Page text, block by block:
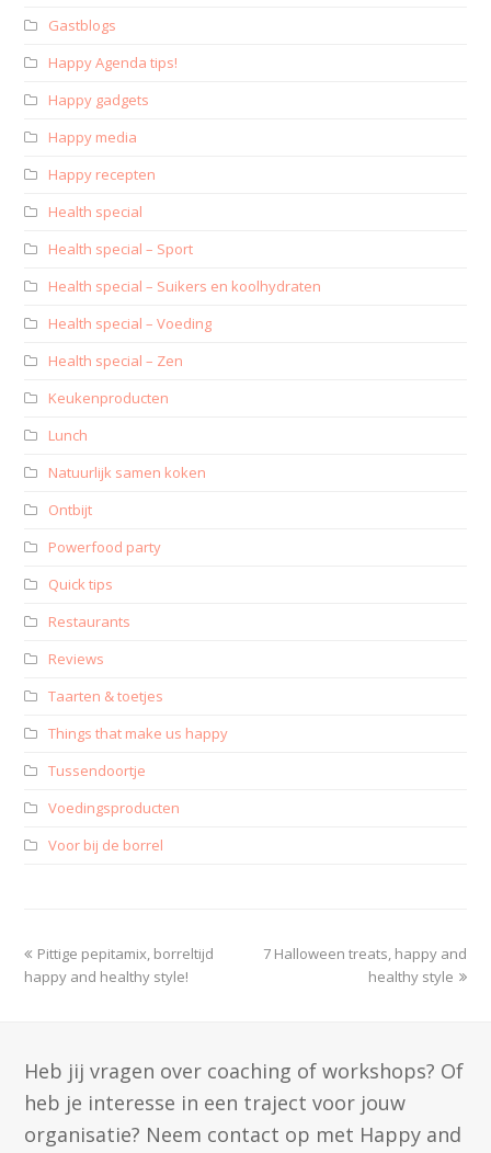
Gastblogs
Happy Agenda tips!
Happy gadgets
Happy media
Happy recepten
Health special
Health special – Sport
Health special – Suikers en koolhydraten
Health special – Voeding
Health special – Zen
Keukenproducten
Lunch
Natuurlijk samen koken
Ontbijt
Powerfood party
Quick tips
Restaurants
Reviews
Taarten & toetjes
Things that make us happy
Tussendoortje
Voedingsproducten
Voor bij de borrel
Pittige pepitamix, borreltijd
happy and healthy style!
7 Halloween treats, happy and
healthy style
Heb jij vragen over coaching of workshops? Of
heb je interesse in een traject voor jouw
organisatie? Neem contact op met Happy and